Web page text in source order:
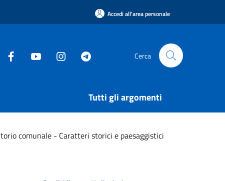
Accedi all'area personale
Cerca
Tutti gli argomenti
comunale - Caratteri storici e paesaggistici